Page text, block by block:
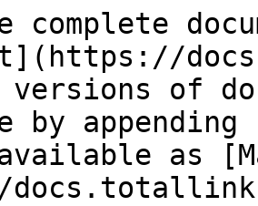
complete
versions of
by
as